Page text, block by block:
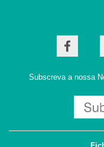
Subscreva a nossa